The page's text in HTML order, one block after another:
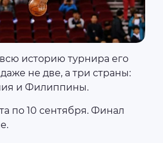
историю турнира его
не две, а три страны:
и Филиппины.
по 10 сентября. Финал